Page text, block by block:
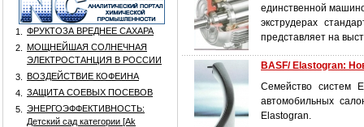
1.
ФРУКТОЗА ВРЕДНЕЕ САХАРА
2.
МОЩНЕЙШАЯ СОЛНЕЧНАЯ
ЭЛЕКТРОСТАНЦИЯ В РОССИИ
3.
ВОЗДЕЙСТВИЕ КОФЕИНА
4.
ЗАЩИТА СОЕВЫХ ПОСЕВОВ
5.
ЭНЕРГОЭФФЕКТИВНОСТЬ:
Детский сад категории [Аk
единственной
экструдерах
представляет на
BASF/ Elastogran:
Семейство систем
автомобильных
Elastogran.